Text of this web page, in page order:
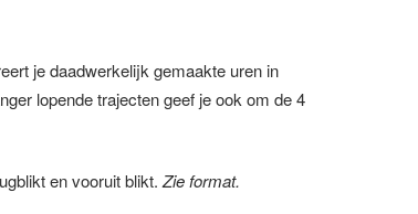
je daadwerkelijk gemaakte uren in
lopende trajecten geef je ook om de 4
en vooruit blikt. Zie format.